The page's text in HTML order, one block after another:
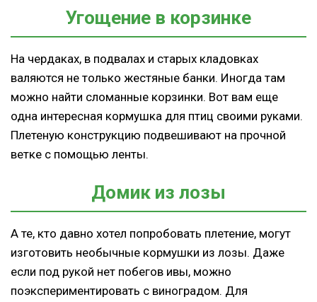
Угощение в корзинке
На чердаках, в подвалах и старых кладовках
валяются не только жестяные банки. Иногда там
можно найти сломанные корзинки. Вот вам еще
одна интересная кормушка для птиц своими руками.
Плетеную конструкцию подвешивают на прочной
ветке с помощью ленты.
Домик из лозы
А те, кто давно хотел попробовать плетение, могут
изготовить необычные кормушки из лозы. Даже
если под рукой нет побегов ивы, можно
поэкспериментировать с виноградом. Для